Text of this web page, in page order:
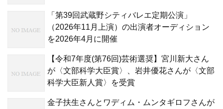
「第39回武蔵野シティバレエ定期公演」
（2026年11月上演）の出演者オーディション
を2026年4月に開催
【令和7年度(第76回)芸術選奨】宮川新大さん
が〈文部科学大臣賞〉、岩井優花さんが〈文部
科学大臣新人賞〉を受賞
金子扶生さんとワディム・ムンタギロフさんが